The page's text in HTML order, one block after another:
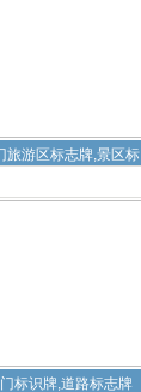
旅游区标志牌,景区标
标识牌,道路标志牌